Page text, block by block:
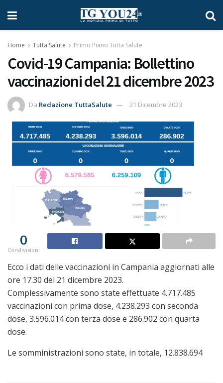
Home Tutta Salute Primo Piano Tutta Salute
Covid-19 Campania: Bollettino
vaccinazioni del 21 dicembre 2023
Da Redazione TuttaSalute 21 Dicembre 2023
0
Condivisioni
Ecco i dati delle vaccinazioni in Campania aggiornati alle
ore 17.30 del 21 dicembre 2023.
Complessivamente sono state effettuate 4.717.485
vaccinazioni con prima dose, 4.238.293 con seconda
dose, 3.596.014 con terza dose e 286.902 con quarta
dose.
Le somministrazioni sono state, in totale, 12.838.694